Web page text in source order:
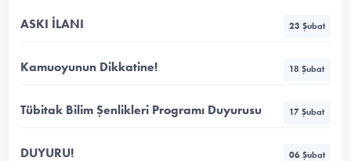
ASKI İLANI 23 Şubat
Kamuoyunun Dikkatine! 18 Şubat
Tübitak Bilim Şenlikleri Programı Duyurusu 17 Şubat
DUYURU! 06 Şubat